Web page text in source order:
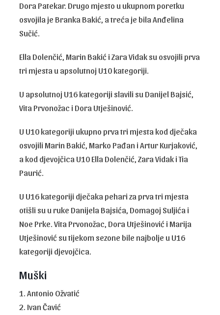
Dora Patekar. Drugo mjesto u ukupnom poretku
osvojila je Branka Bakić, a treća je bila Anđelina
Sučić.
Ella Dolenčić, Marin Bakić i Zara Vidak su osvojili prva
tri mjesta u apsolutnoj U10 kategoriji.
U apsolutnoj U16 kategoriji slavili su Danijel Bajsić,
Vita Prvonožac i Dora Utješinović.
U U10 kategoriji ukupno prva tri mjesta kod dječaka
osvojili Marin Bakić, Marko Pađan i Artur Kurjaković,
a kod djevojčica U10 Ella Dolenčić, Zara Vidak i Tia
Paurić.
U U16 kategoriji dječaka pehari za prva tri mjesta
otišli su u ruke Danijela Bajsića, Domagoj Suljića i
Noe Prke. Vita Prvonožac, Dora Utješinović i Marija
Utješinović su tijekom sezone bile najbolje u U16
kategoriji djevojčica.
Muški
1. Antonio Ožvatić
2. Ivan Čavić